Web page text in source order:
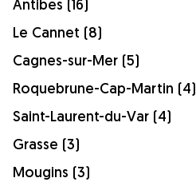
Antibes (16)
Le Cannet (8)
Cagnes-sur-Mer (5)
Roquebrune-Cap-Martin (4)
Saint-Laurent-du-Var (4)
Grasse (3)
Mougins (3)